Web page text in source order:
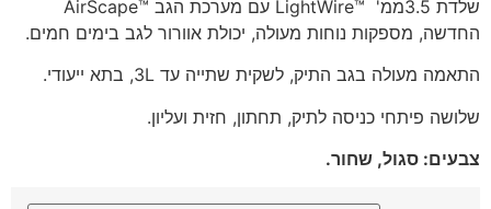
שלדת 3.5ממ' ™LightWire עם מערכת הגב ™AirScape
החדשה, מספקות נוחות מעולה, יכולת אוורור לגב בימים חמים.
התאמה מעולה בגב התיק, לשקית שתייה עד 3L, בתא ייעודי.
שלושה פיתחי כניסה לתיק, תחתון, חזית ועליון.
צבעים: סגול, שחור.